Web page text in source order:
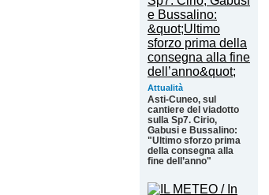
Attualità
Asti-Cuneo, sul
cantiere del viadotto
sulla Sp7. Cirio,
Gabusi e Bussalino:
"Ultimo sforzo prima
della consegna alla
fine dell’anno"